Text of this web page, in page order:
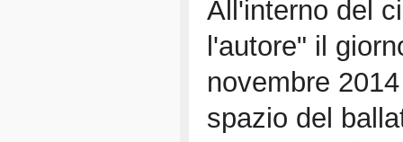
All'interno del
l'autore" il
novembre
spazio del